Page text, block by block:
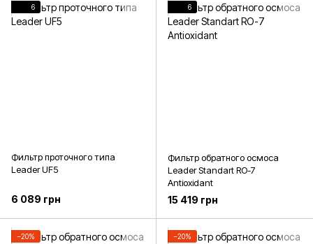
6
Фильтр проточного типа
Leader UF5
6 089 грн
6
Фильтр обратного осмоса
Leader Standart RO-7
Antioxidant
15 419 грн
−20%
−20%